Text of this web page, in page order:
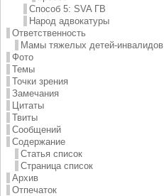
Способ 5: SVA ГВ
Народ адвокатуры
Ответственность
Мамы тяжелых детей-инвалидов
Фото
Темы
Точки зрения
Замечания
Цитаты
Твиты
Сообщений
Содержание
Статья список
Страница список
Архив
Отпечаток